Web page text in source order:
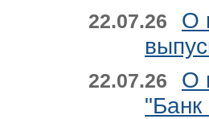
22.07.26
О
22.07.26
О